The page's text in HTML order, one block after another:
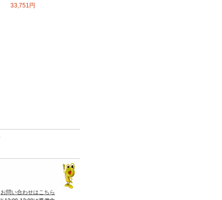
33,751円
お問い合わせはこちら